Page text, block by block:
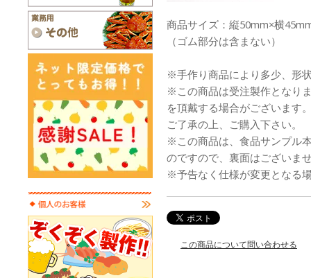
商品サイズ：縦50mm×横
（ゴム部分は含まない）
※手作り商品により多少、形
※この商品は受注製作となり
を頂戴する場合がございます
ご了承の上、ご購入下さい。
※この商品は、食品サンプル
のですので、裏面はございま
※予告なく仕様が変更となる
この商品について問い合わせる